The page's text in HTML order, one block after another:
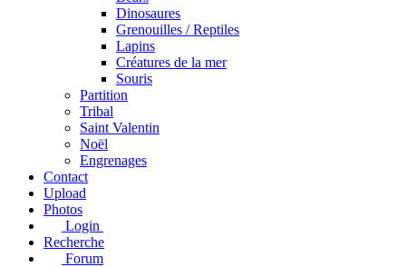
Dinosaures
Grenouilles / Reptiles
Lapins
Créatures de la mer
Souris
Partition
Tribal
Saint Valentin
Noël
Engrenages
Contact
Upload
Photos
Login
Recherche
Forum